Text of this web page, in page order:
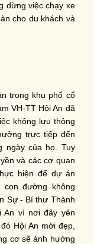
dừng việc chạy xe
cho du khách và
trong khu phố cổ
VH-TT Hội An đã
không lưu thông
trực tiếp đến
ngày của họ. Tuy
và các cơ quan
hiện để dự án
con đường không
Sự - Bí thư Thành
An vì nơi đây yên
Hội An mới đẹp,
cơ sẽ ảnh hưởng